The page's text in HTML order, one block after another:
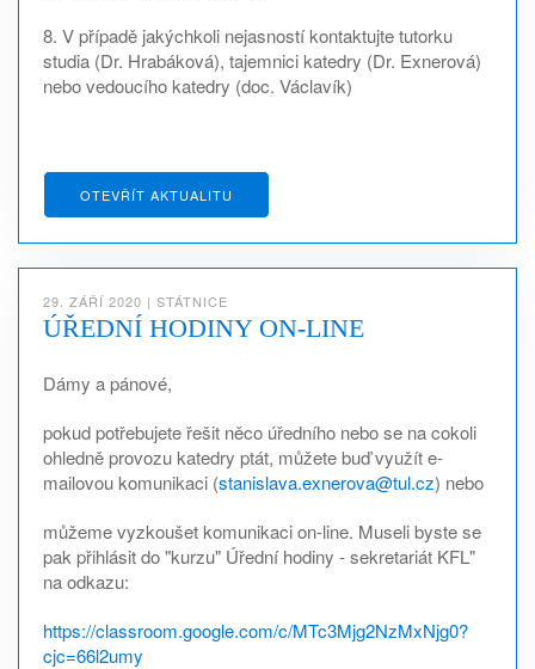
8. V případě jakýchkoli nejasností kontaktujte tutorku
studia (Dr. Hrabáková), tajemnici katedry (Dr. Exnerová)
nebo vedoucího katedry (doc. Václavík)
OTEVŘÍT AKTUALITU
29. ZÁŘÍ 2020 | STÁTNICE
ÚŘEDNÍ HODINY ON-LINE
Dámy a pánové,
pokud potřebujete řešit něco úředního nebo se na cokoli
ohledně provozu katedry ptát, můžete buď využít e-
mailovou komunikaci (stanislava.exnerova@tul.cz) nebo
můžeme vyzkoušet komunikaci on-line. Museli byste se
pak přihlásit do "kurzu" Úřední hodiny - sekretariát KFL"
na odkazu:
https://classroom.google.com/c/MTc3Mjg2NzMxNjg0?
cjc=66l2umy